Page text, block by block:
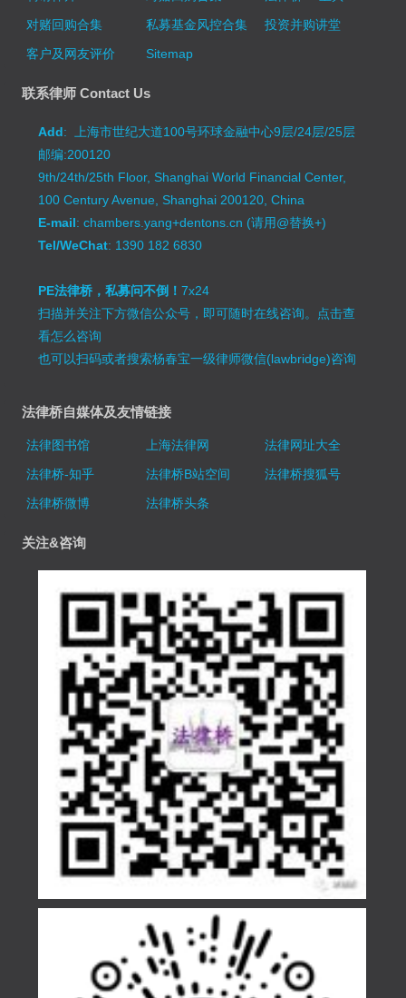
对赌回购合集
私募基金风控合集
投资并购讲堂
客户及网友评价
Sitemap
联系律师 Contact Us
Add: 上海市世纪大道100号环球金融中心9层/24层/25层
邮编:200120
9th/24th/25th Floor, Shanghai World Financial Center,
100 Century Avenue, Shanghai 200120, China
E-mail: chambers.yang+dentons.cn (请用@替换+)
Tel/WeChat: 1390 182 6830
PE法律桥，私募问不倒！7x24
扫描并关注下方微信公众号，即可随时在线咨询。 点击查
看怎么咨询
也可以扫码或者搜索杨春宝一级律师微信(lawbridge)咨询
法律桥自媒体及友情链接
法律图书馆 上海法律网
法律网址大全
法律桥-知乎
法律桥B站空间
法律桥搜狐号
法律桥微博
法律桥头条
关注&咨询